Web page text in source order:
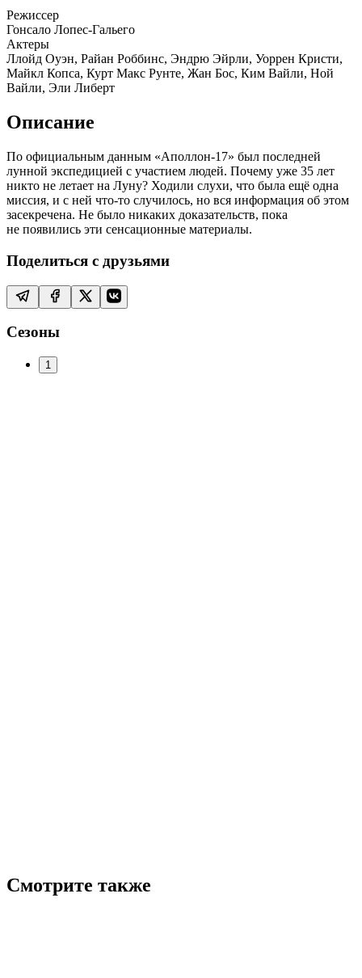
Режиссер
Гонсало Лопес-Гальего
Актеры
Ллойд Оуэн, Райан Роббинс, Эндрю Эйрли, Уоррен Кристи,
Майкл Копса, Курт Макс Рунте, Жан Бос, Ким Вайли, Ной
Вайли, Эли Либерт
Описание
По официальным данным «Аполлон-17» был последней
лунной экспедицией с участием людей. Почему уже 35 лет
никто не летает на Луну? Ходили слухи, что была ещё одна
миссия, и с ней что-то случилось, но вся информация об этом
засекречена. Не было никаких доказательств, пока
не появились эти сенсационные материалы.
Поделиться с друзьями
Сезоны
1
Смотрите также